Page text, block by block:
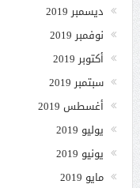
ديسمبر 2019
نوفمبر 2019
أكتوبر 2019
سبتمبر 2019
أغسطس 2019
يوليو 2019
يونيو 2019
مايو 2019